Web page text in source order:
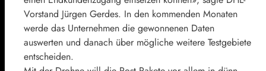
Vorstand Jürgen Gerdes. In den kommenden Monaten
werde das Unternehmen die gewonnenen Daten
auswerten und danach über mögliche weitere Testgebiete
entscheiden.